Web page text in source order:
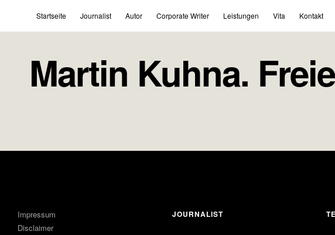
Startseite Journalist Autor Corporate Writer Leistungen Vita Kontakt
Martin Kuhna.
Impressum
Disclaimer
JOURNALIST